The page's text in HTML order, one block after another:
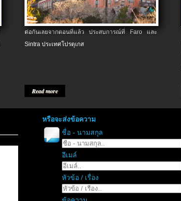
ต่อกันเลยจากตอนที่แล้ว ประสบการณ์ที่ Faro และ
Sintra ประเทศโปรตุเกส
Read more
หรือจะส่งข้อความ
ชื่อ - นามสกุล
อีเมล์
หัวข้อ / เรื่อง